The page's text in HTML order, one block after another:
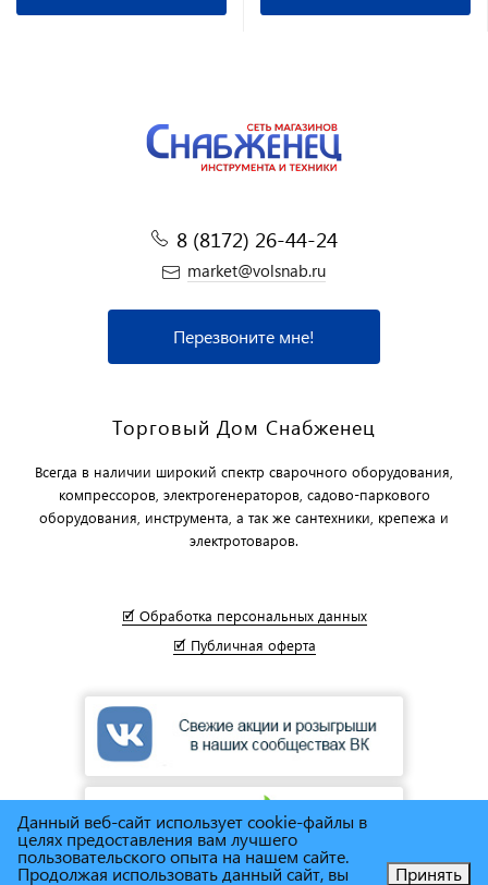
8 (8172) 26-44-24
market@volsnab.ru
Перезвоните мне!
Торговый Дом Снабженец
Всегда в наличии широкий спектр сварочного оборудования,
компрессоров, электрогенераторов, садово-паркового
оборудования, инструмента, а так же сантехники, крепежа и
электротоваров.
🗹 Обработка персональных данных
🗹 Публичная оферта
Данный веб-сайт использует cookie-файлы в
целях предоставления вам лучшего
пользовательского опыта на нашем сайте.
Продолжая использовать данный сайт, вы Принять